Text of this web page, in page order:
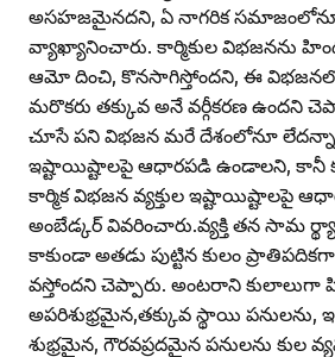
అసహజమైనదని, ఏ నాగరిక
వ్యాఖ్యానించారు. కార్మికుల విభజనను
ఆమో దించి, కొనసాగిస్తోందని, ఈ విభజనలో
మరొకరు తక్కువ అనే వర్గీకరణ ఉందని
చూసే పని విభజన మరే దేశంలోనూ
ఇష్టాయిష్టాలపై ఆధారపడి ఉండాలని, కానీ
కార్మిక విభజన వ్యక్తుల ఇష్టాయిష్టాలపై
అంబేడ్కర్‌ వివరించారు.వ్యక్తి తన సామ
కాకుండా అతడు పుట్టిన కులం
వస్తోందని చెప్పారు. అంటరాని కులాలుగా
అపరిశుభ్రమైన,తక్కువ స్థాయి పనులను,
శుభ్రమైన, గౌరవప్రదమైన పనులను కుల